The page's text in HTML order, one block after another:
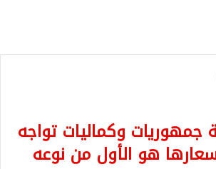
جمهوريات وكماليات تواجه
هو الأول من نوعه